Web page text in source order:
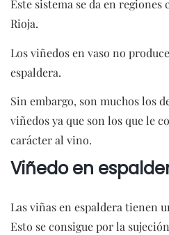
Este sistema se da en regiones
Rioja.
Los viñedos en vaso no
espaldera.
Sin embargo, son muchos los
viñedos ya que son los que le
carácter al vino.
Viñedo en
Las viñas en espaldera tienen
Esto se consigue por la